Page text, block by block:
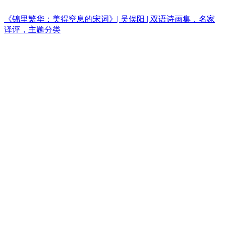
《锦里繁华：美得窒息的宋词》| 吴俣阳 | 双语诗画集，名家
译评，主题分类